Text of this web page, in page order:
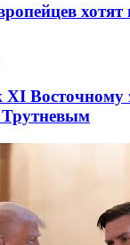
хотят
XI Восточному